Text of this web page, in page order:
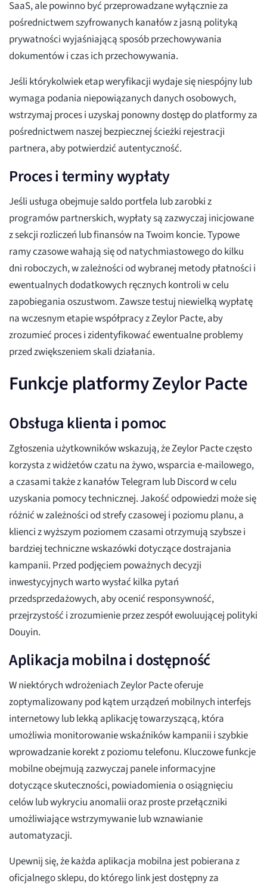
SaaS, ale powinno być przeprowadzane wyłącznie za
pośrednictwem szyfrowanych kanałów z jasną polityką
prywatności wyjaśniającą sposób przechowywania
dokumentów i czas ich przechowywania.
Jeśli którykolwiek etap weryfikacji wydaje się niespójny lub
wymaga podania niepowiązanych danych osobowych,
wstrzymaj proces i uzyskaj ponowny dostęp do platformy za
pośrednictwem naszej bezpiecznej ścieżki rejestracji
partnera, aby potwierdzić autentyczność.
Proces i terminy wypłaty
Jeśli usługa obejmuje saldo portfela lub zarobki z
programów partnerskich, wypłaty są zazwyczaj inicjowane
z sekcji rozliczeń lub finansów na Twoim koncie. Typowe
ramy czasowe wahają się od natychmiastowego do kilku
dni roboczych, w zależności od wybranej metody płatności i
ewentualnych dodatkowych ręcznych kontroli w celu
zapobiegania oszustwom. Zawsze testuj niewielką wypłatę
na wczesnym etapie współpracy z Zeylor Pacte, aby
zrozumieć proces i zidentyfikować ewentualne problemy
przed zwiększeniem skali działania.
Funkcje platformy Zeylor Pacte
Obsługa klienta i pomoc
Zgłoszenia użytkowników wskazują, że Zeylor Pacte często
korzysta z widżetów czatu na żywo, wsparcia e-mailowego,
a czasami także z kanałów Telegram lub Discord w celu
uzyskania pomocy technicznej. Jakość odpowiedzi może się
różnić w zależności od strefy czasowej i poziomu planu, a
klienci z wyższym poziomem czasami otrzymują szybsze i
bardziej techniczne wskazówki dotyczące dostrajania
kampanii. Przed podjęciem poważnych decyzji
inwestycyjnych warto wysłać kilka pytań
przedsprzedażowych, aby ocenić responsywność,
przejrzystość i zrozumienie przez zespół ewoluującej polityki
Douyin.
Aplikacja mobilna i dostępność
W niektórych wdrożeniach Zeylor Pacte oferuje
zoptymalizowany pod kątem urządzeń mobilnych interfejs
internetowy lub lekką aplikację towarzyszącą, która
umożliwia monitorowanie wskaźników kampanii i szybkie
wprowadzanie korekt z poziomu telefonu. Kluczowe funkcje
mobilne obejmują zazwyczaj panele informacyjne
dotyczące skuteczności, powiadomienia o osiągnięciu
celów lub wykryciu anomalii oraz proste przełączniki
umożliwiające wstrzymywanie lub wznawianie
automatyzacji.
Upewnij się, że każda aplikacja mobilna jest pobierana z
oficjalnego sklepu, do którego link jest dostępny za